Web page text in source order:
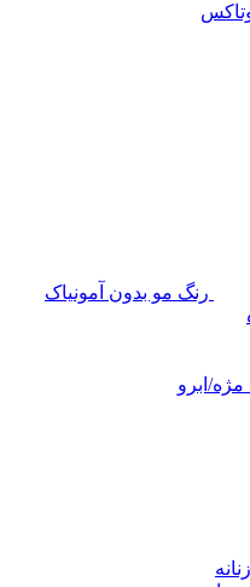
رنگ مو بدون آمونیاک
ابرو